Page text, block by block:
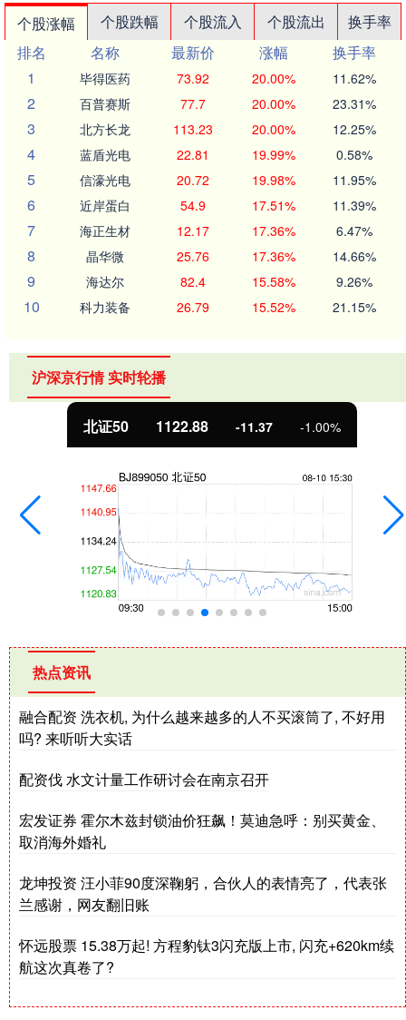
个股涨幅 个股跌幅 个股流入 个股流出
换手率
排名
名称 最新价 涨幅
换手率
1
毕得医药 73.92 20.00% 11.62%
2 百普赛斯 77.7 20.00% 23.31%
3 北方长龙 113.23 20.00% 12.25%
4 蓝盾光电 22.81 19.99% 0.58%
5 信濠光电 20.72 19.98% 11.95%
6 近岸蛋白 54.9 17.51% 11.39%
7 海正生材 12.17 17.36% 6.47%
8 晶华微 25.76 17.36% 14.66%
9 海达尔 82.4 15.58% 9.26%
10 科力装备 26.79 15.52% 21.15%
沪深京行情 实时轮播
北证50 1122.88 -11.37 -1.00%
热点资讯
融合配资 洗衣机, 为什么越来越多的人不买滚筒了, 不好用
吗? 来听听大实话
配资伐 水文计量工作研讨会在南京召开
宏发证券 霍尔木兹封锁油价狂飙！莫迪急呼：别买黄金、
取消海外婚礼
龙坤投资 汪小菲90度深鞠躬，合伙人的表情亮了，代表张
兰感谢，网友翻旧账
怀远股票 15.38万起! 方程豹钛3闪充版上市, 闪充+620km续
航这次真卷了?